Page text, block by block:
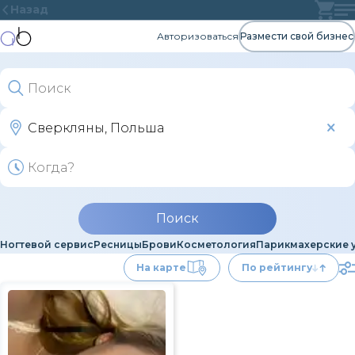
Назад
Авторизоваться Размести свой бизнес
Поиск
Ногтевой сервисРесницыБровиКосметологияПарикмахерские
На карте
По рейтингу